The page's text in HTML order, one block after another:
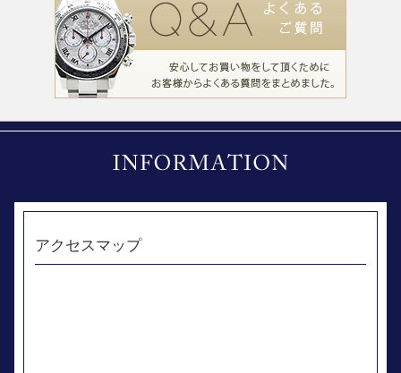
アクセスマップ